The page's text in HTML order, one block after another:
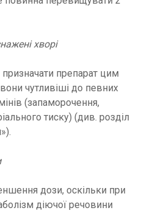
хворі
препарат цим
чутливіші до певних
(запаморочення,
тиску) (див. розділ
дози, оскільки при
діючої речовини